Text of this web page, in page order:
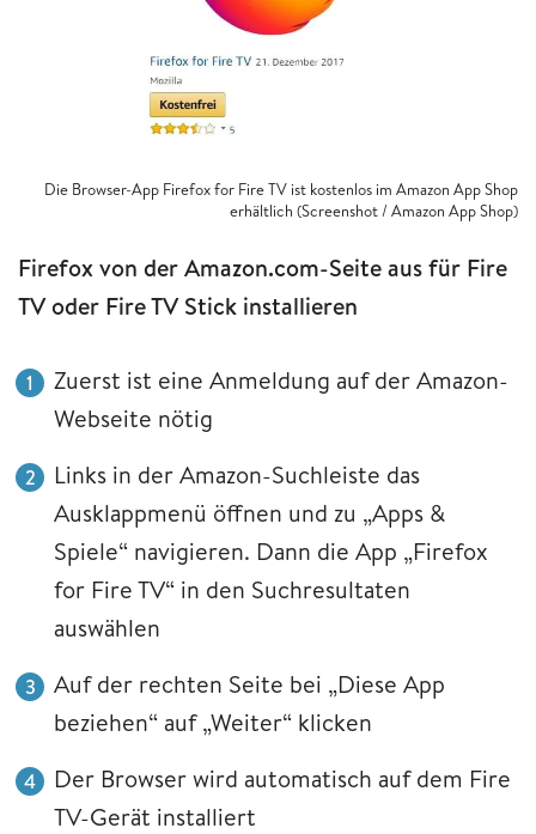
Die Browser-App Firefox for Fire TV ist kostenlos im Amazon App Shop
erhältlich (Screenshot / Amazon App Shop)
Firefox von der Amazon.com-Seite aus für Fire
TV oder Fire TV Stick installieren
Zuerst ist eine Anmeldung auf der Amazon-
Webseite nötig
Links in der Amazon-Suchleiste das
Ausklappmenü öffnen und zu „Apps &
Spiele“ navigieren. Dann die App „Firefox
for Fire TV“ in den Suchresultaten
auswählen
Auf der rechten Seite bei „Diese App
beziehen“ auf „Weiter“ klicken
Der Browser wird automatisch auf dem Fire
TV-Gerät installiert